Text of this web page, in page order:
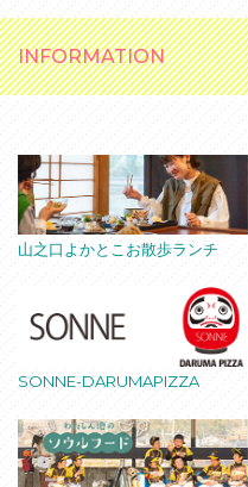
INFORMATION
山之口よかとこお散歩ランチ
SONNE-DARUMAPIZZA